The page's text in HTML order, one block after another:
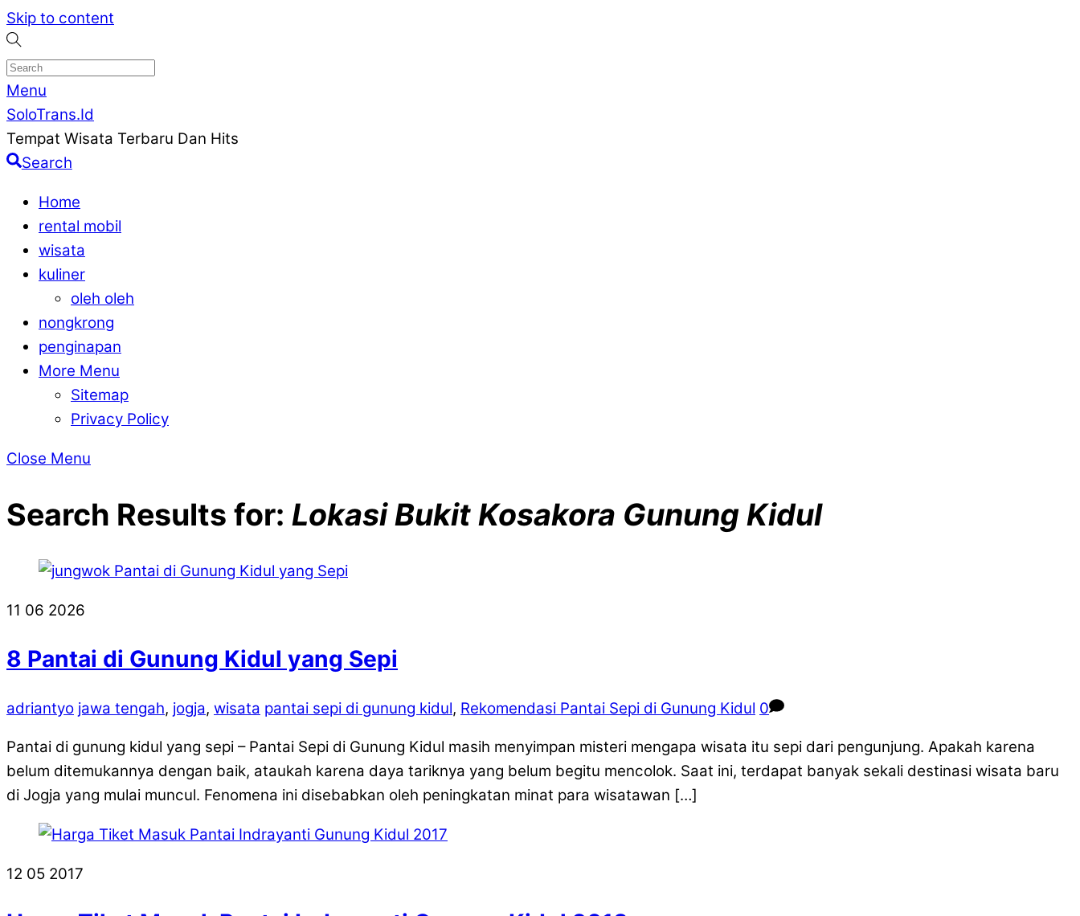
Skip to content
Menu
SoloTrans.Id
Tempat Wisata Terbaru Dan Hits
Search
Home
rental mobil
wisata
kuliner
oleh oleh
nongkrong
penginapan
More Menu
Sitemap
Privacy Policy
Close Menu
Search Results for: Lokasi Bukit Kosakora Gunung Kidul
11 06 2026
8 Pantai di Gunung Kidul yang Sepi
adriantyo jawa tengah, jogja, wisata pantai sepi di gunung kidul, Rekomendasi Pantai Sepi di Gunung Kidul 0
Pantai di gunung kidul yang sepi – Pantai Sepi di Gunung Kidul masih menyimpan misteri mengapa wisata itu sepi dari pengunjung. Apakah karena
belum ditemukannya dengan baik, ataukah karena daya tariknya yang belum begitu mencolok. Saat ini, terdapat banyak sekali destinasi wisata baru
di Jogja yang mulai muncul. Fenomena ini disebabkan oleh peningkatan minat para wisatawan […]
12 05 2017